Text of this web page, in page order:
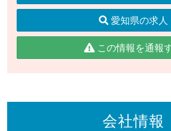
愛知県の求人
この情報を通報
会社情報